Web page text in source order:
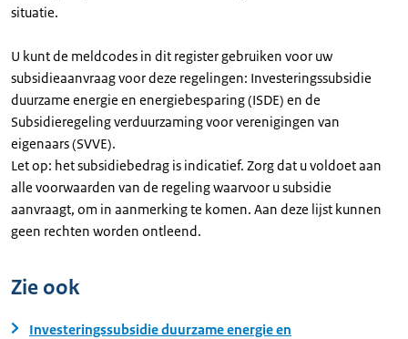
situatie.
U kunt de meldcodes in dit register gebruiken voor uw
subsidieaanvraag voor deze regelingen: Investeringssubsidie
duurzame energie en energiebesparing (ISDE) en de
Subsidieregeling verduurzaming voor verenigingen van
eigenaars (SVVE).
Let op: het subsidiebedrag is indicatief. Zorg dat u voldoet aan
alle voorwaarden van de regeling waarvoor u subsidie
aanvraagt, om in aanmerking te komen. Aan deze lijst kunnen
geen rechten worden ontleend.
Zie ook
Investeringssubsidie duurzame energie en